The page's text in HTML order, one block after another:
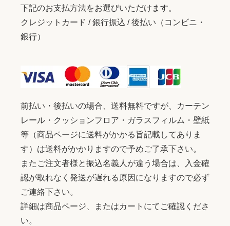
下記のお支払方法をお選びいただけます。
クレジットカード / 銀行振込 / 後払い（コンビニ・
銀行）
前払い・後払いの場合、送料無料ですが、カーテン
レール・クッションフロア・ガラスフィルム・壁紙
等（商品ページに送料がかかる旨記載してありま
す）は送料がかかりますので予めご了承下さい。
またご注文者様と振込名義人が違う場合は、入金確
認が取れなく発送が遅れる原因になりますので必ず
ご連絡下さい。
詳細は商品ページ、またはカートにてご確認くださ
い。